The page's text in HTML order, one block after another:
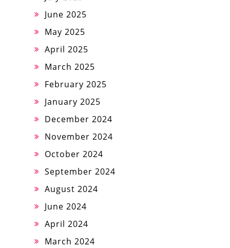
June 2025
May 2025
April 2025
March 2025
February 2025
January 2025
December 2024
November 2024
October 2024
September 2024
August 2024
June 2024
April 2024
March 2024